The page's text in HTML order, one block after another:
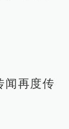
闻再度传